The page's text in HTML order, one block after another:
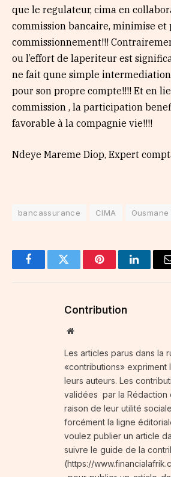
que le regulateur, cima en
commission bancaire, minimise et
commissionnement!!!
ou l’effort de laperiteur est
ne fait qune simple
pour son propre compte!!!! Et en
commission , la participation
favorable à la compagnie vie!!!!
Ndeye Mareme Diop, Expert
bancassurance CIMA Ousmane
FacebookTwitter Pinterest
Contribution
Website
Les articles parus dans la
«contributions»
leurs auteurs. Les
validées par la Rédaction
raison de leur utilité
forcément la ligne
voulez publier un article
suivre le guide de la
(https://